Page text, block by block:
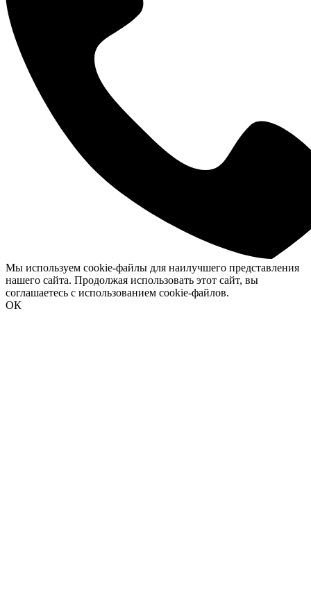
Мы используем cookie-файлы для наилучшего представления
нашего сайта. Продолжая использовать этот сайт, вы
соглашаетесь с использованием cookie-файлов.
ОК